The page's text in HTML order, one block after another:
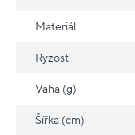
Materiál
Ryzost
Vaha (g)
Šířka (cm)